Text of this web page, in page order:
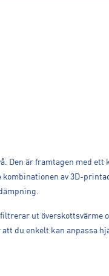
Den är framtagen med
av 3D-
ut överskottsvärme
du enkelt kan anpassa